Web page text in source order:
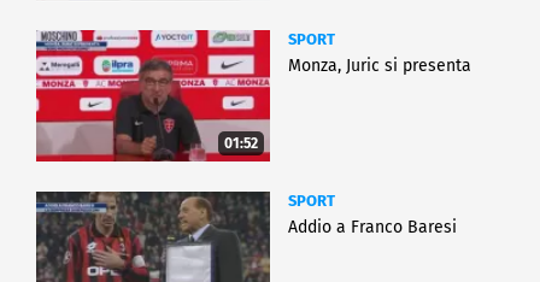
01:52
SPORT
Monza, Juric si presenta
SPORT
Addio a Franco Baresi